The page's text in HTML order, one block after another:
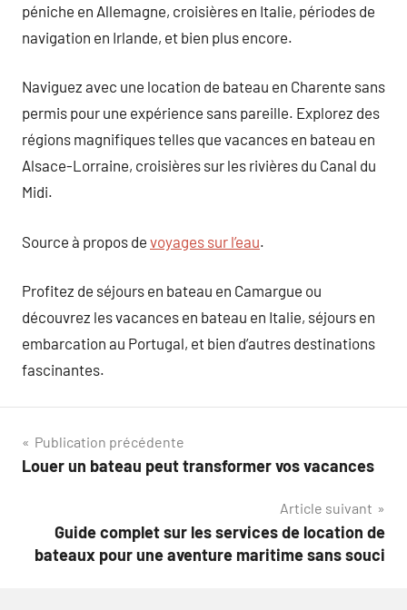
péniche en Allemagne, croisières en Italie, périodes de
navigation en Irlande, et bien plus encore.
Naviguez avec une location de bateau en Charente sans
permis pour une expérience sans pareille. Explorez des
régions magnifiques telles que vacances en bateau en
Alsace-Lorraine, croisières sur les rivières du Canal du
Midi.
Source à propos de voyages sur l’eau.
Profitez de séjours en bateau en Camargue ou
découvrez les vacances en bateau en Italie, séjours en
embarcation au Portugal, et bien d’autres destinations
fascinantes.
Navigation
de
Publication précédente
Louer un bateau peut transformer vos vacances
Article suivant
Guide complet sur les services de location de
bateaux pour une aventure maritime sans souci